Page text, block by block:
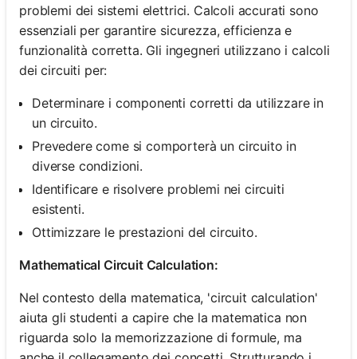
problemi dei sistemi elettrici. Calcoli accurati sono
essenziali per garantire sicurezza, efficienza e
funzionalità corretta. Gli ingegneri utilizzano i calcoli
dei circuiti per:
Determinare i componenti corretti da utilizzare in
un circuito.
Prevedere come si comporterà un circuito in
diverse condizioni.
Identificare e risolvere problemi nei circuiti
esistenti.
Ottimizzare le prestazioni del circuito.
Mathematical Circuit Calculation:
Nel contesto della matematica, 'circuit calculation'
aiuta gli studenti a capire che la matematica non
riguarda solo la memorizzazione di formule, ma